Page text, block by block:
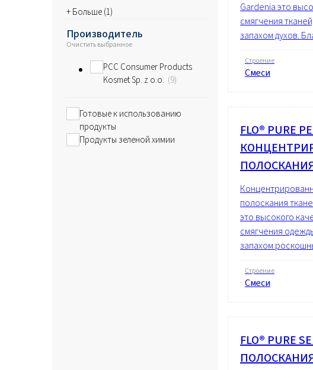
+ Больше (1)
Производитель
Очистить выбранное
PCC Consumer Products
Kosmet Sp. z o.o. 9
Готовые к использованию
продукты
Продукты зеленой химии
Gardenia это
смягчения
запахом духов.
Строение
Смеси
FLO® PURE
полоскания
это высокого
смягчения
запахом
Строение
Смеси
FLO® PURE